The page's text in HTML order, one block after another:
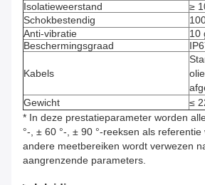
Isolatieweerstand
≥
Schokbestendig
Anti-vibratie
10
Beschermingsgraad
Kabels
Gewicht
≤
* In deze prestatieparameter worden
°-, ± 60 °-, ± 90 °-reeksen als
andere meetbereiken wordt verwezen
aangrenzende parameters.